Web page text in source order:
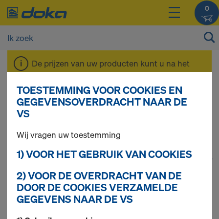
0
De prijzen van uw producten kunt u na het
inloggenbekijken.
Variabele steunbok
36 producten gevonden
Meest gezocht
Steunbokhoek
TOESTEMMING VOOR COOKIES EN
GEGEVENSOVERDRACHT NAAR DE
VS
Wij vragen uw toestemming
1) VOOR HET GEBRUIK VAN COOKIES
2) VOOR DE OVERDRACHT VAN DE
DOOR DE COOKIES VERZAMELDE
GEGEVENS NAAR DE VS